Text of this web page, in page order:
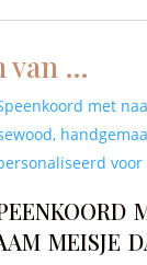
van …
meisje